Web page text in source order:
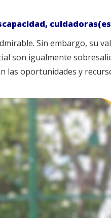
Sin embargo, su
son igualmente
las oportunidades y